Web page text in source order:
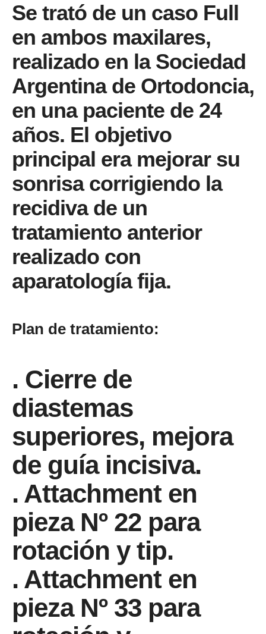
Se trató de un caso Full
en ambos maxilares,
realizado en laSociedad
Argentina de Ortodoncia,
en una paciente de 24
años. El objetivo
principal era mejorar su
sonrisa corrigiendo la
recidiva de un
tratamiento anterior
realizado con
aparatología fija.
Plan de tratamiento:
. Cierre de
diastemas
superiores, mejora
de guía incisiva.
. Attachment en
pieza Nº 22 para
rotación y tip.
. Attachment en
pieza Nº 33 para